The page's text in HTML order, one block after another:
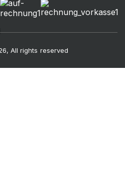
All rights reserved